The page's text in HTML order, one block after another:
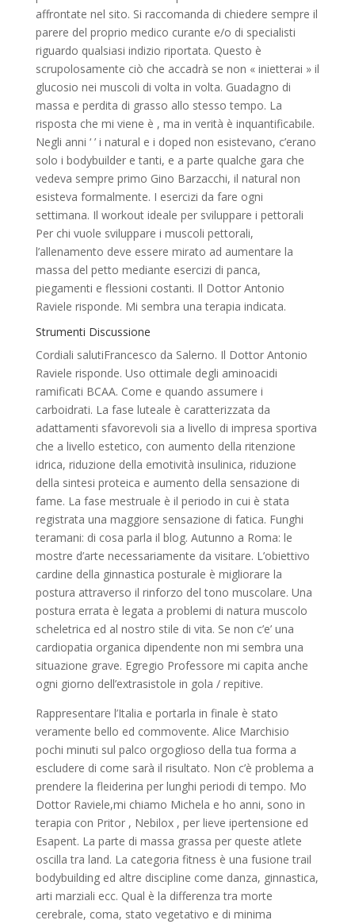
affrontate nel sito. Si raccomanda di chiedere sempre il
parere del proprio medico curante e/o di specialisti
riguardo qualsiasi indizio riportata. Questo è
scrupolosamente ciò che accadrà se non « inietterai » il
glucosio nei muscoli di volta in volta. Guadagno di
massa e perdita di grasso allo stesso tempo. La
risposta che mi viene è , ma in verità è inquantificabile.
Negli anni ‘ ’ i natural e i doped non esistevano, c’erano
solo i bodybuilder e tanti, e a parte qualche gara che
vedeva sempre primo Gino Barzacchi, il natural non
esisteva formalmente. I esercizi da fare ogni
settimana. Il workout ideale per sviluppare i pettorali
Per chi vuole sviluppare i muscoli pettorali,
l’allenamento deve essere mirato ad aumentare la
massa del petto mediante esercizi di panca,
piegamenti e flessioni costanti. Il Dottor Antonio
Raviele risponde. Mi sembra una terapia indicata.
Strumenti Discussione
Cordiali salutiFrancesco da Salerno. Il Dottor Antonio
Raviele risponde. Uso ottimale degli aminoacidi
ramificati BCAA. Come e quando assumere i
carboidrati. La fase luteale è caratterizzata da
adattamenti sfavorevoli sia a livello di impresa sportiva
che a livello estetico, con aumento della ritenzione
idrica, riduzione della emotività insulinica, riduzione
della sintesi proteica e aumento della sensazione di
fame. La fase mestruale è il periodo in cui è stata
registrata una maggiore sensazione di fatica. Funghi
teramani: di cosa parla il blog. Autunno a Roma: le
mostre d’arte necessariamente da visitare. L’obiettivo
cardine della ginnastica posturale è migliorare la
postura attraverso il rinforzo del tono muscolare. Una
postura errata è legata a problemi di natura muscolo
scheletrica ed al nostro stile di vita. Se non c’e’ una
cardiopatia organica dipendente non mi sembra una
situazione grave. Egregio Professore mi capita anche
ogni giorno dell’extrasistole in gola / repitive.
Rappresentare l’Italia e portarla in finale è stato
veramente bello ed commovente. Alice Marchisio
pochi minuti sul palco orgoglioso della tua forma a
escludere di come sarà il risultato. Non c’è problema a
prendere la fleiderina per lunghi periodi di tempo. Mo
Dottor Raviele,mi chiamo Michela e ho anni, sono in
terapia con Pritor , Nebilox , per lieve ipertensione ed
Esapent. La parte di massa grassa per queste atlete
oscilla tra land. La categoria fitness è una fusione trail
bodybuilding ed altre discipline come danza, ginnastica,
arti marziali ecc. Qual è la differenza tra morte
cerebrale, coma, stato vegetativo e di minima